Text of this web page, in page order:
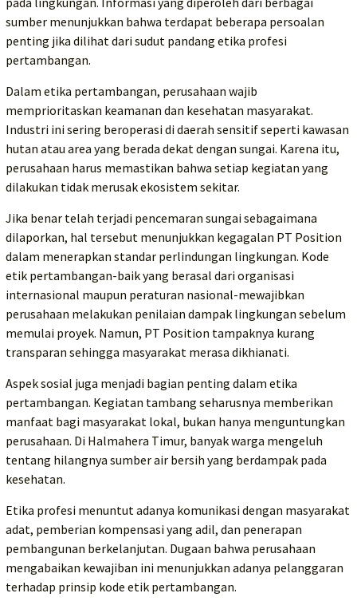
sumber menunjukkan bahwa terdapat beberapa persoalan
penting jika dilihat dari sudut pandang etika profesi
pertambangan.
Dalam etika pertambangan, perusahaan wajib
memprioritaskan keamanan dan kesehatan masyarakat.
Industri ini sering beroperasi di daerah sensitif seperti kawasan
hutan atau area yang berada dekat dengan sungai. Karena itu,
perusahaan harus memastikan bahwa setiap kegiatan yang
dilakukan tidak merusak ekosistem sekitar.
Jika benar telah terjadi pencemaran sungai sebagaimana
dilaporkan, hal tersebut menunjukkan kegagalan PT Position
dalam menerapkan standar perlindungan lingkungan. Kode
etik pertambangan-baik yang berasal dari organisasi
internasional maupun peraturan nasional-mewajibkan
perusahaan melakukan penilaian dampak lingkungan sebelum
memulai proyek. Namun, PT Position tampaknya kurang
transparan sehingga masyarakat merasa dikhianati.
Aspek sosial juga menjadi bagian penting dalam etika
pertambangan. Kegiatan tambang seharusnya memberikan
manfaat bagi masyarakat lokal, bukan hanya menguntungkan
perusahaan. Di Halmahera Timur, banyak warga mengeluh
tentang hilangnya sumber air bersih yang berdampak pada
kesehatan.
Etika profesi menuntut adanya komunikasi dengan masyarakat
adat, pemberian kompensasi yang adil, dan penerapan
pembangunan berkelanjutan. Dugaan bahwa perusahaan
mengabaikan kewajiban ini menunjukkan adanya pelanggaran
terhadap prinsip kode etik pertambangan.